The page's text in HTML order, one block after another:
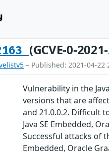
(GCVE-0-
– Published: 2021-04-22
Vulnerability in the
versions that are
and 21.0.0.2. Difficult
Java SE Embedded,
Successful attacks of
Embedded, Oracle